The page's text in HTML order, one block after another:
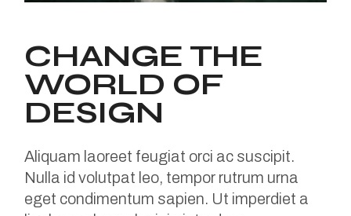
CHANGE THE
WORLD OF
DESIGN
Aliquam laoreet feugiat orci ac suscipit.
Nulla id volutpat leo, tempor rutrum urna
eget condimentum sapien. Ut imperdiet a